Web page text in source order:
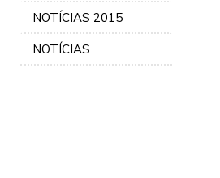
NOTÍCIAS 2015
NOTÍCIAS